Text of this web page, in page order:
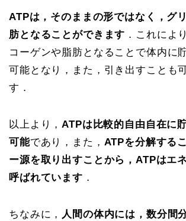
ATPは，そのままの形ではなく，グ
肪となることができます ．これによ
コーゲンや脂肪となることで体内に
可能となり，また，引き出すことも
す．
以上より，ATPは比較的自由自在に
可能であり，また， ATPを分解する
ー源を取り出すことから，ATPはエ
呼ばれています ．
ちなみに， 人間の体内には，数分間